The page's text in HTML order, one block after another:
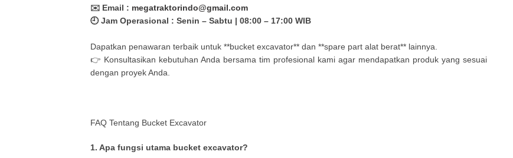
✉️ Email : megatraktorindo@gmail.com
🕘 Jam Operasional : Senin – Sabtu | 08:00 – 17:00 WIB
Dapatkan penawaran terbaik untuk **bucket excavator** dan **spare part alat berat** lainnya.
👉 Konsultasikan kebutuhan Anda bersama tim profesional kami agar mendapatkan produk yang sesuai
dengan proyek Anda.
FAQ Tentang Bucket Excavator
1. Apa fungsi utama bucket excavator?